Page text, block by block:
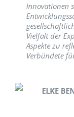
Innovationen
Vielfalt der
Aspekte zu
Verbündete
ELKE